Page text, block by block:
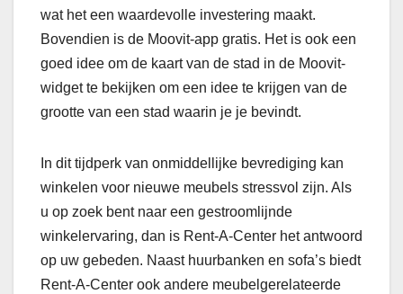
wat het een waardevolle investering maakt.
Bovendien is de Moovit-app gratis. Het is ook een
goed idee om de kaart van de stad in de Moovit-
widget te bekijken om een idee te krijgen van de
grootte van een stad waarin je je bevindt.
In dit tijdperk van onmiddellijke bevrediging kan
winkelen voor nieuwe meubels stressvol zijn. Als
u op zoek bent naar een gestroomlijnde
winkelervaring, dan is Rent-A-Center het antwoord
op uw gebeden. Naast huurbanken en sofa’s biedt
Rent-A-Center ook andere meubelgerelateerde